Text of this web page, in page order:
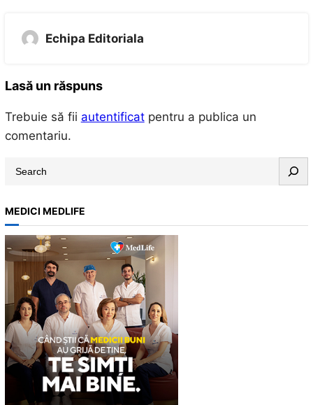
Echipa Editoriala
Lasă un răspuns
Trebuie să fii autentificatpentru a publica un
comentariu.
a
r
c
h
MEDICI MEDLIFE